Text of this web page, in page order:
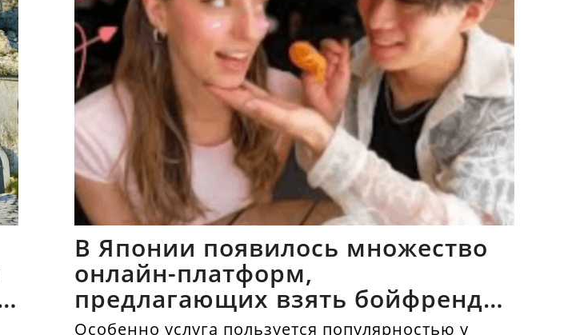
В Японии появилось множество
онлайн-платформ,
предлагающих взять бойфрендов
напрокат
Особенно услуга пользуется популярностью у